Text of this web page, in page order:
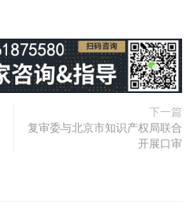
下一篇
复审委与北京市知识产权局联合
开展口审